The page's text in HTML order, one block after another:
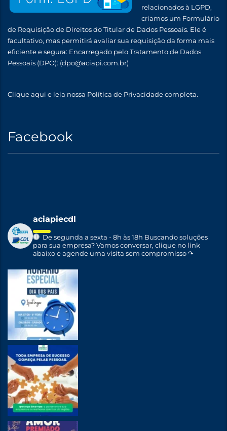
relacionados à LGPD,
criamos um Formulário
de Requisição de Direitos do Titular de Dados Pessoais. Ele é
facultativo, mas permitirá avaliar sua requisição da forma mais
eficiente e segura: Encarregado pelo Tratamento de Dados
Pessoais (DPO): (dpo@aciapi.com.br)
Clique aqui e leia nossa Política de Privacidade completa.
Facebook
aciapiecdl
De segunda a sexta - 8h às 18h Buscando soluções
para sua empresa?Vamos conversar, clique no link
abaixo e agende uma visita sem compromisso ↷